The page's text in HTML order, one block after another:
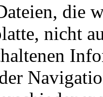
die
nicht